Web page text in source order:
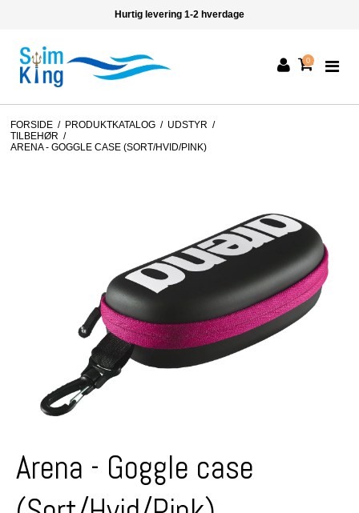
Hurtig levering 1-2 hverdage
0
FORSIDE / PRODUKTKATALOG / UDSTYR /
TILBEHØR /
ARENA - GOGGLE CASE (SORT/HVID/PINK)
Arena - Goggle case